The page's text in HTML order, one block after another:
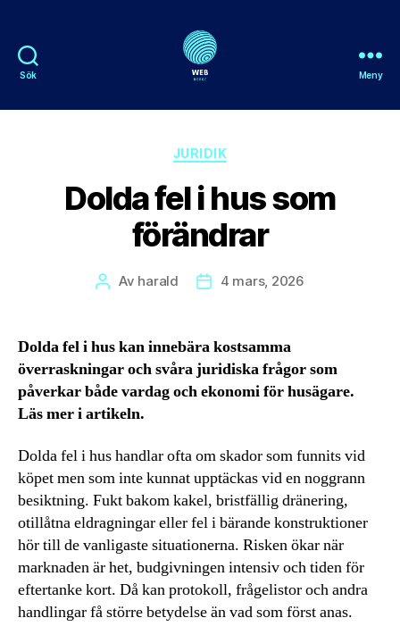
Sök Meny
Kategorier
JURIDIK
Dolda fel i hus som
förändrar
Inläggsförfattare
Av harald Inläggsdatum
4 mars, 2026
Dolda fel i hus kan innebära kostsamma
överraskningar och svåra juridiska frågor som
påverkar både vardag och ekonomi för husägare.
Läs mer i artikeln.
Dolda fel i hus handlar ofta om skador som funnits vid
köpet men som inte kunnat upptäckas vid en noggrann
besiktning. Fukt bakom kakel, bristfällig dränering,
otillåtna eldragningar eller fel i bärande konstruktioner
hör till de vanligaste situationerna. Risken ökar när
marknaden är het, budgivningen intensiv och tiden för
eftertanke kort. Då kan protokoll, frågelistor och andra
handlingar få större betydelse än vad som först anas.